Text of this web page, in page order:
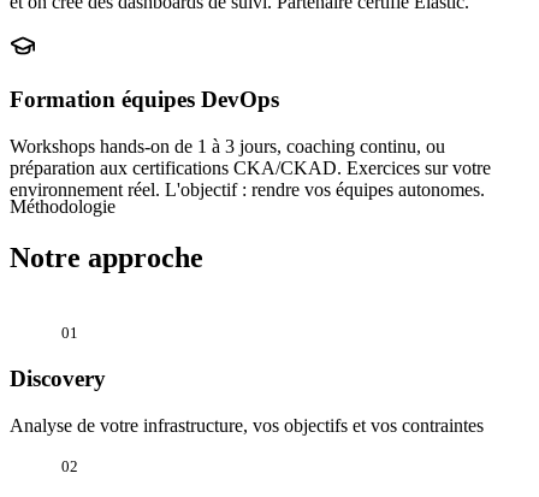
Formation équipes DevOps
Workshops hands-on de 1 à 3 jours, coaching continu, ou
préparation aux certifications CKA/CKAD. Exercices sur votre
environnement réel. L'objectif : rendre vos équipes autonomes.
Méthodologie
Notre approche
01
Discovery
Analyse de votre infrastructure, vos objectifs et vos contraintes
02